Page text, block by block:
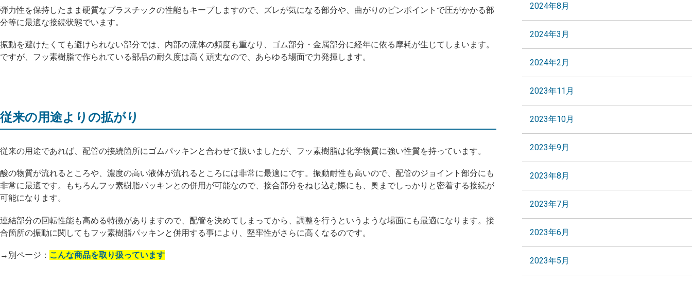
弾力性を保持したまま硬質なプラスチックの性能もキープしますので、ズレが気になる部分や、曲がりのピンポイントで圧がかかる部
分等に最適な接続状態でいます。
振動を避けたくても避けられない部分では、内部の流体の頻度も重なり、ゴム部分・金属部分に経年に依る摩耗が生じてしまいます。
ですが、フッ素樹脂で作られている部品の耐久度は高く頑丈なので、あらゆる場面で力発揮します。
従来の用途よりの拡がり
従来の用途であれば、配管の接続箇所にゴムパッキンと合わせて扱いましたが、フッ素樹脂は化学物質に強い性質を持っています。
酸の物質が流れるところや、濃度の高い液体が流れるところには非常に最適にです。振動耐性も高いので、配管のジョイント部分にも
非常に最適です。もちろんフッ素樹脂パッキンとの併用が可能なので、接合部分をねじ込む際にも、奥までしっかりと密着する接続が
可能になります。
連結部分の回転性能も高める特徴がありますので、配管を決めてしまってから、調整を行うというような場面にも最適になります。接
合箇所の振動に関してもフッ素樹脂パッキンと併用する事により、堅牢性がさらに高くなるのです。
→別ページ： こんな商品を取り扱っています
2024年8月
2024年3月
2024年2月
2023年11月
2023年10月
2023年9月
2023年8月
2023年7月
2023年6月
2023年5月